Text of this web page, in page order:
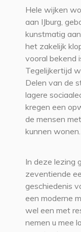
Hele wijken
aan IJburg,
kunstmatig
het zakelijk
vooral bekend
Tegelijkertijd
Delen van de
lagere
kregen een
de mensen
kunnen wonen.
In deze lezing
zeventiende
geschiedenis
een moderne
wel een met
nemen u mee